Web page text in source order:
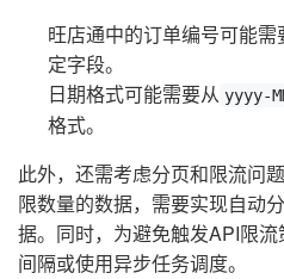
旺店通中的订单编号可能
定字段。
日期格式可能需要从 yyyy-
格式。
此外，还需考虑分页和限流问
限数量的数据，需要实现自动
据。同时，为避免触发API限
间隔或使用异步任务调度。